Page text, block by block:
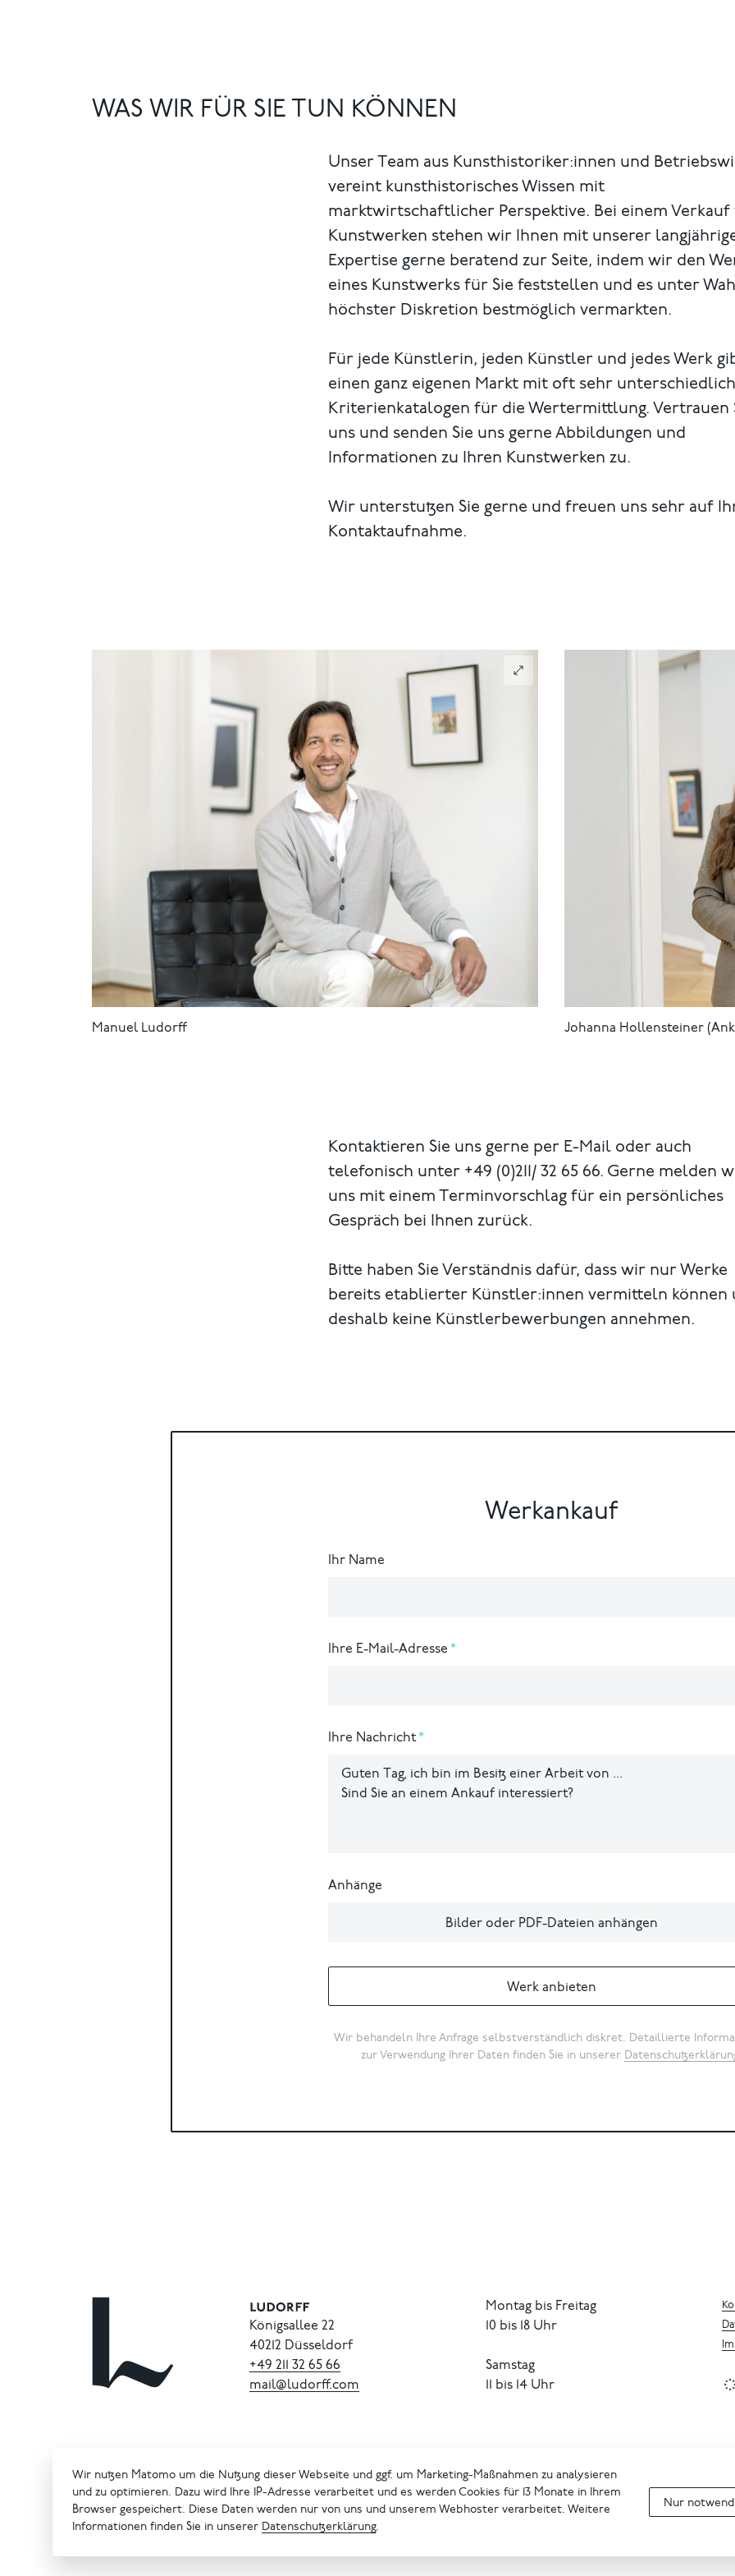
WAS WIR FÜR SIE TUN KÖNNEN
Unser Team aus Kunsthistoriker:innen und
vereint kunsthistorisches Wissen mit
marktwirtschaftlicher Perspektive. Bei einem Verkauf
Kunstwerken stehen wir Ihnen mit unserer
Expertise gerne beratend zur Seite, indem wir den
eines Kunstwerks für Sie feststellen und es unter
höchster Diskretion bestmöglich vermarkten.
Für jede Künstlerin, jeden Künstler und jedes Werk
einen ganz eigenen Markt mit oft sehr
Kriterienkatalogen für die Wertermittlung. Vertrauen
uns und senden Sie uns gerne Abbildungen und
Informationen zu Ihren Kunstwerken zu.
Wir unterstutzen Sie gerne und freuen uns sehr auf
Kontaktaufnahme.
Manuel Ludorff Johanna Hollensteiner
Kontaktieren Sie uns gerne per E-Mail oder auch
telefonisch unter +49 (0)211/ 32 65 66. Gerne melden
uns mit einem Terminvorschlag für ein persönliches
Gespräch bei Ihnen zurück.
Bitte haben Sie Verständnis dafür, dass wir nur Werke
bereits etablierter Künstler:innen vermitteln können
deshalb keine Künstlerbewerbungen annehmen.
Werkankauf
Ihr Name
Ihre E-Mail-Adresse
Ihre Nachricht
Anhänge
Bilder oder PDF-Dateien anhängen
Werk anbieten
Wir behandeln Ihre Anfrage selbstverständlich diskret. Detaillierte
zur Verwendung Ihrer Daten finden Sie in unserer
Königsallee 22
40212 Düsseldorf
+49 211 32 65 66
mail@ludorff.com
Montag bis Freitag
10 bis 18 Uhr
Samstag
11 bis 14 Uhr
Wir nutzen Matomo um die Nutzung dieser Webseite und ggf. um Marketing-Maßnahmen zu analysieren
und zu optimieren. Dazu wird Ihre IP-Adresse verarbeitet und es werden Cookies für 13 Monate in Ihrem
Browser gespeichert. Diese Daten werden nur von uns und unserem Webhoster verarbeitet. Weitere
Informationen finden Sie in unserer Datenschutzerklärung.
Nur